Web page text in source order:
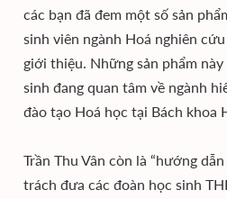
các bạn đã đem một số sản
sinh viên ngành Hoá nghiên
giới thiệu. Những sản phẩm
sinh đang quan tâm về ngành
đào tạo Hoá học tại Bách khoa
Trần Thu Vân còn là “hướng
trách đưa các đoàn học sinh